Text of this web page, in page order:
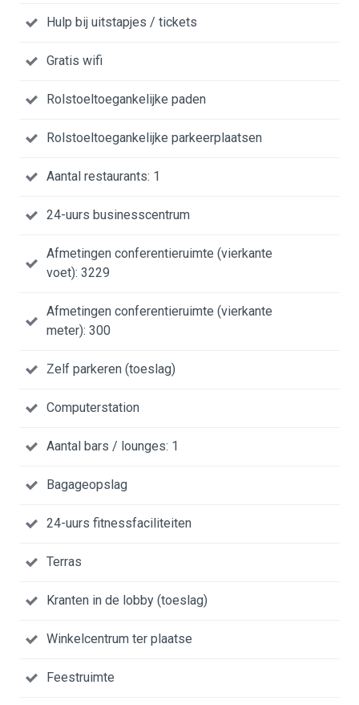
Hulp bij uitstapjes / tickets
Gratis wifi
Rolstoeltoegankelijke paden
Rolstoeltoegankelijke parkeerplaatsen
Aantal restaurants: 1
24-uurs businesscentrum
Afmetingen conferentieruimte (vierkante
voet): 3229
Afmetingen conferentieruimte (vierkante
meter): 300
Zelf parkeren (toeslag)
Computerstation
Aantal bars / lounges: 1
Bagageopslag
24-uurs fitnessfaciliteiten
Terras
Kranten in de lobby (toeslag)
Winkelcentrum ter plaatse
Feestruimte